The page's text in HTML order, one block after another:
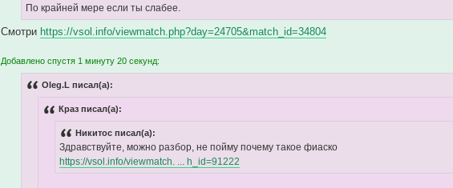
По крайней мере если ты слабее.
Смотри https://vsol.info/viewmatch.php?day=24705&match_id=34804
Добавлено спустя 1 минуту 20 секунд:
Oleg.L писал(а):
Краз писал(а):
Никитос писал(а):
Здравствуйте, можно разбор, не пойму почему такое фиаско
https://vsol.info/viewmatch. ... h_id=91222